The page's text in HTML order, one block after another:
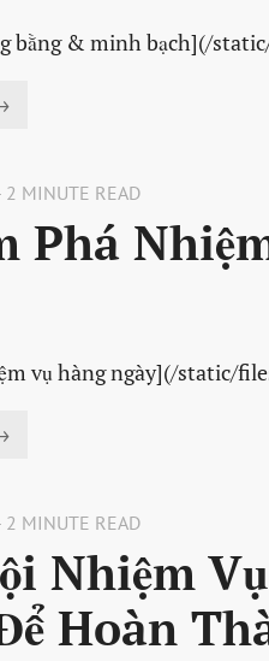
bằng & minh bạch](/
MINUTE READ
Phá
vụ hàng ngày](/static/
MINUTE READ
Nhiệm
Hoàn